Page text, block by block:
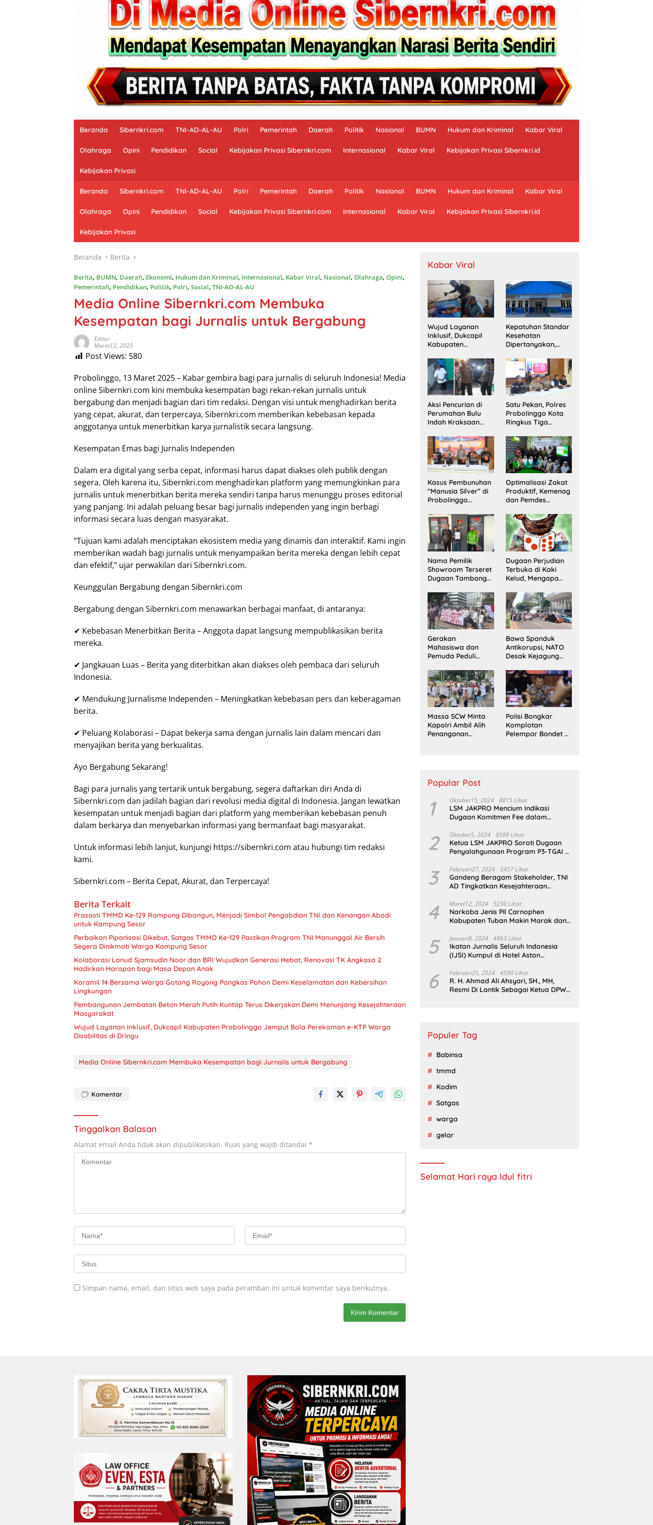
Beranda Sibernkri.com TNI-AD-AL-AU Polri Pemerintah Daerah Politik Nasional BUMN Hukum dan Kriminal Kabar Viral
Olahraga Opini Pendidikan Social Kebijakan Privasi Sibernkri.com Internasional Kabar Viral Kebijakan Privasi Sibernkri.id
Kebijakan Privasi
Beranda Sibernkri.com TNI-AD-AL-AU Polri Pemerintah Daerah Politik Nasional BUMN Hukum dan Kriminal Kabar Viral
Olahraga Opini Pendidikan Social Kebijakan Privasi Sibernkri.com Internasional Kabar Viral Kebijakan Privasi Sibernkri.id
Kebijakan Privasi
Beranda Berita
Berita, BUMN, Daerah, Ekonomi, Hukum dan Kriminal, Internasional, Kabar Viral, Nasional, Olahraga, Opini,
Pemerintah, Pendidikan, Politik, Polri, Social, TNI-AD-AL-AU
Media Online Sibernkri.com Membuka
Kesempatan bagi Jurnalis untuk Bergabung
Editor
Maret12, 2025
Post Views: 580
Probolinggo, 13 Maret 2025 – Kabar gembira bagi para jurnalis di seluruh Indonesia! Media
online Sibernkri.com kini membuka kesempatan bagi rekan-rekan jurnalis untuk
bergabung dan menjadi bagian dari tim redaksi. Dengan visi untuk menghadirkan berita
yang cepat, akurat, dan terpercaya, Sibernkri.com memberikan kebebasan kepada
anggotanya untuk menerbitkan karya jurnalistik secara langsung.
Kesempatan Emas bagi Jurnalis Independen
Dalam era digital yang serba cepat, informasi harus dapat diakses oleh publik dengan
segera. Oleh karena itu, Sibernkri.com menghadirkan platform yang memungkinkan para
jurnalis untuk menerbitkan berita mereka sendiri tanpa harus menunggu proses editorial
yang panjang. Ini adalah peluang besar bagi jurnalis independen yang ingin berbagi
informasi secara luas dengan masyarakat.
“Tujuan kami adalah menciptakan ekosistem media yang dinamis dan interaktif. Kami ingin
memberikan wadah bagi jurnalis untuk menyampaikan berita mereka dengan lebih cepat
dan efektif,” ujar perwakilan dari Sibernkri.com.
Keunggulan Bergabung dengan Sibernkri.com
Bergabung dengan Sibernkri.com menawarkan berbagai manfaat, di antaranya:
✔ Kebebasan Menerbitkan Berita – Anggota dapat langsung mempublikasikan berita
mereka.
✔ Jangkauan Luas – Berita yang diterbitkan akan diakses oleh pembaca dari seluruh
Indonesia.
✔ Mendukung Jurnalisme Independen – Meningkatkan kebebasan pers dan keberagaman
berita.
✔ Peluang Kolaborasi – Dapat bekerja sama dengan jurnalis lain dalam mencari dan
menyajikan berita yang berkualitas.
Ayo Bergabung Sekarang!
Bagi para jurnalis yang tertarik untuk bergabung, segera daftarkan diri Anda di
Sibernkri.com dan jadilah bagian dari revolusi media digital di Indonesia. Jangan lewatkan
kesempatan untuk menjadi bagian dari platform yang memberikan kebebasan penuh
dalam berkarya dan menyebarkan informasi yang bermanfaat bagi masyarakat.
Untuk informasi lebih lanjut, kunjungi https://sibernkri.com atau hubungi tim redaksi
kami.
Sibernkri.com – Berita Cepat, Akurat, dan Terpercaya!
Berita Terkait
Prasasti TMMD Ke-129 Rampung Dibangun, Menjadi Simbol Pengabdian TNI dan Kenangan Abadi
untuk Kampung Sesor
Perbaikan Pipanisasi Dikebut, Satgas TMMD Ke-129 Pastikan Program TNI Manunggal Air Bersih
Segera Dinikmati Warga Kampung Sesor
Kolaborasi Lanud Sjamsudin Noor dan BRI Wujudkan Generasi Hebat, Renovasi TK Angkasa 2
Hadirkan Harapan bagi Masa Depan Anak
Koramil 14 Bersama Warga Gotong Royong Pangkas Pohon Demi Keselamatan dan Kebersihan
Lingkungan
Pembangunan Jembatan Beton Merah Putih Kuntap Terus Dikerjakan Demi Menunjang Kesejahteraan
Masyarakat
Wujud Layanan Inklusif, Dukcapil Kabupaten Probolinggo Jemput Bola Perekaman e-KTP Warga
Disabilitas di Dringu
Media Online Sibernkri.com Membuka Kesempatan bagi Jurnalis untuk Bergabung
Komentar
Tinggalkan Balasan
Alamat email Anda tidak akan dipublikasikan. Ruas yang wajib ditandai *
Simpan nama, email, dan situs web saya pada peramban ini untuk komentar saya berikutnya.
Kabar Viral
Wujud Layanan
Inklusif, Dukcapil
Kabupaten
Jemput Bola
Perekaman e-KTP
Warga Disabilitas di
Dringu
Kepatuhan Standar
Kesehatan
Dipertanyakan,
Diduga Belum
Punya SLHS
Aksi Pencurian di
Perumahan Bulu
Indah Kraksaan
Satu Pekan, Polres
Probolinggo Kota
Ringkus Tiga
Sita 20 Gram
Barang Bukti
Kasus Pembunuhan
“Manusia Silver” di
Probolinggo
Pelaku Ditangkap
dan Satu Buron
Optimalisasi Zakat
Produktif, Kemenag
dan Pemdes
Bentuk Tim
Pelaksana
Kampung Zakat
Nama Pemilik
Showroom Terseret
Dugaan Tambang
Kini Jadi Sorotan
Dugaan Perjudian
Terbuka di Kaki
Kelud, Mengapa
Terlihat?
Gerakan
Mahasiswa dan
Pemuda Peduli
Sampaikan
Tuntutan di Jakarta
Pusat
Bawa Spanduk
Antikorupsi, NATO
Desak Kejagung
Eks Jampidsus
Massa SCW Minta
Kapolri Ambil Alih
Penanganan
Polisi Bongkar
Komplotan
Pelempar Bondet di
Popular Post
1 Oktober15, 2024 8815 Lihat
LSM JAKPRO Mencium Indikasi
Dugaan Komitmen Fee dalam
Sukapura
2 Oktober5, 2024 8599 Lihat
Ketua LSM JAKPRO Soroti Dugaan
Penyalahgunaan Program P3-TGAI di
3 Februari27, 2024 5457 Lihat
Gandeng Beragam Stakeholder, TNI
AD Tingkatkan Kesejahteraan
4 Maret12, 2024 5230 Lihat
Narkoba Jenis Pil Carnophen
Kabupaten Tuban Makin Marak dan
Wajib Tau
5 Januari8, 2024 4863 Lihat
Ikatan Jurnalis Seluruh Indonesia
(IJSI) Kumpul di Hotel Aston
6 Februari25, 2024 4590 Lihat
R. H. Ahmad Ali Ahsyari, SH., MH,
Resmi Di Lantik Sebagai Ketua DPW
Populer Tag
Babinsa
tmmd
Kodim
Satgas
warga
gelar
Selamat Hari raya Idul fitri